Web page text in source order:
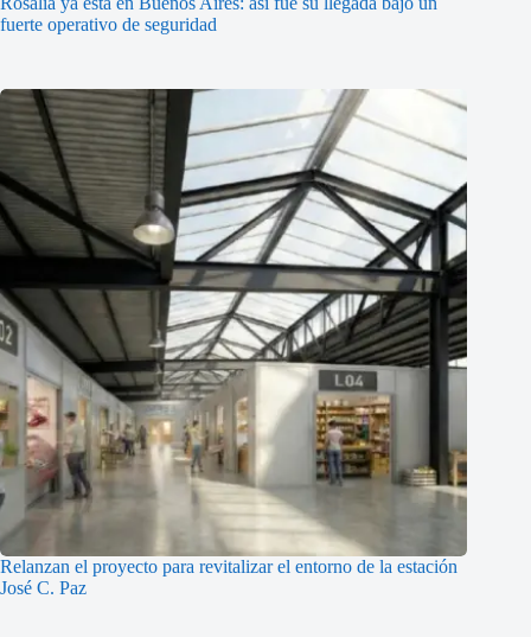
fuerte operativo de seguridad
Relanzan el proyecto para revitalizar el entorno de la estación
José C. Paz